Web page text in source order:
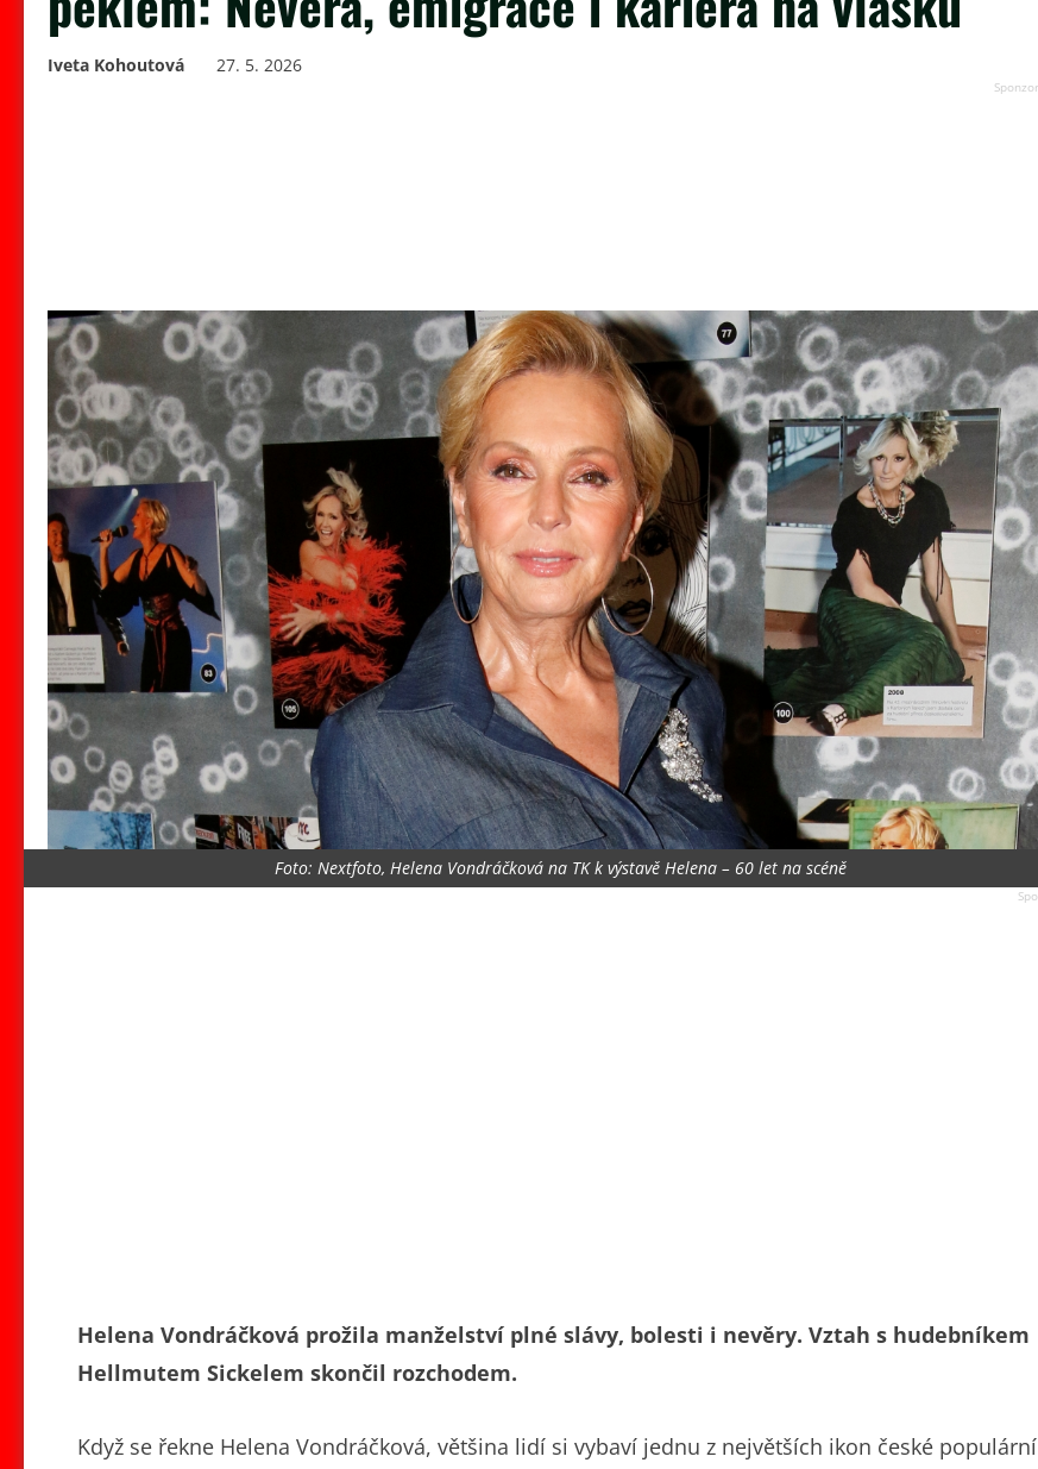
Iveta Kohoutová 27. 5. 2026
Foto: Nextfoto, Helena Vondráčková na TK k výstavě Helena – 60 let na scéně
Helena Vondráčková prožila manželství plné slávy, bolesti i nevěry. Vztah s hudebníkem
Hellmutem Sickelem skončil rozchodem.
Když se řekne Helena Vondráčková, většina lidí si vybaví jednu z největších ikon české populární